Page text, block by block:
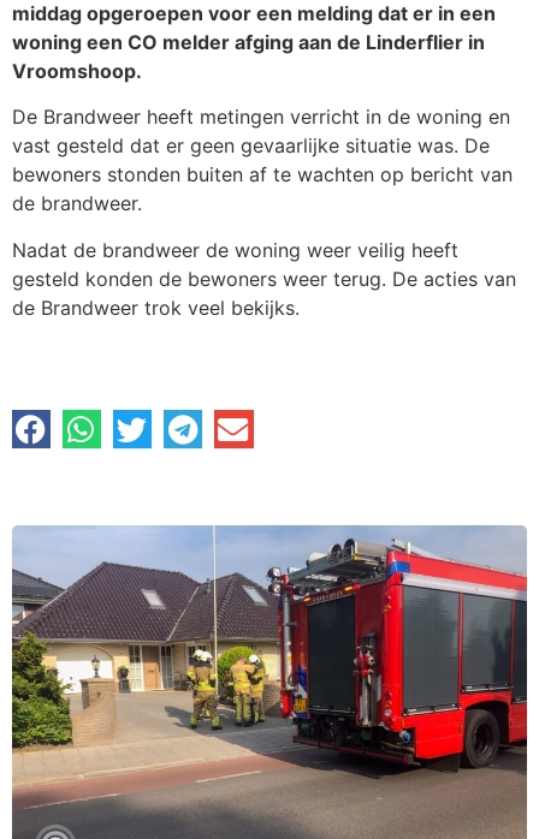
middag opgeroepen voor een melding dat er in een
woning een CO melder afging aan de Linderflier in
Vroomshoop.
De Brandweer heeft metingen verricht in de woning en
vast gesteld dat er geen gevaarlijke situatie was. De
bewoners stonden buiten af te wachten op bericht van
de brandweer.
Nadat de brandweer de woning weer veilig heeft
gesteld konden de bewoners weer terug. De acties van
de Brandweer trok veel bekijks.